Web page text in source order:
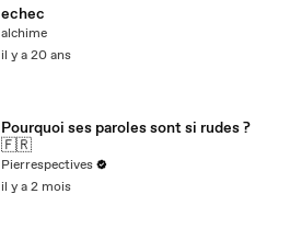
echec
alchime
il y a 20 ans
Pourquoi ses paroles sont si rudes ?
🇫🇷
Pierrespectives
il y a 2 mois